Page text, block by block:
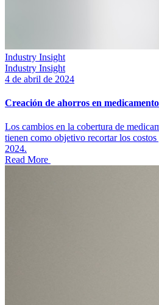
Industry Insight
Industry Insight
4 de abril de 2024
Creación de ahorros en
Los cambios en la cobertura de
tienen como objetivo recortar los
2024.
Read More